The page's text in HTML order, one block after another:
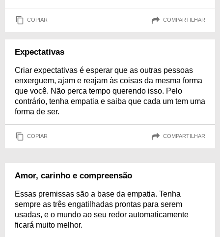
COPIAR COMPARTILHAR
Expectativas
Criar expectativas é esperar que as outras pessoas
enxerguem, ajam e reajam às coisas da mesma forma
que você. Não perca tempo querendo isso. Pelo
contrário, tenha empatia e saiba que cada um tem uma
forma de ser.
COPIAR COMPARTILHAR
Amor, carinho e compreensão
Essas premissas são a base da empatia. Tenha
sempre as três engatilhadas prontas para serem
usadas, e o mundo ao seu redor automaticamente
ficará muito melhor.